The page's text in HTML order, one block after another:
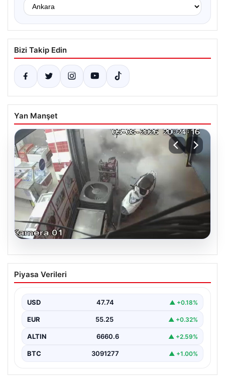
Bizi Takip Edin
Yan Manşet
06.08.2026
Bahçelievler’de 4 Katlı Binanın Çökmesi
ve Sonrası Güvenlik Önlemleri
bölge sakinleri ve yetkilileri korkutan anlara sahne oldu.
Piyasa Verileri
USD 47.74 ▲ +0.18%
EUR 55.25 ▲ +0.32%
ALTIN 6660.6 ▲ +2.59%
BTC 3091277 ▲ +1.00%